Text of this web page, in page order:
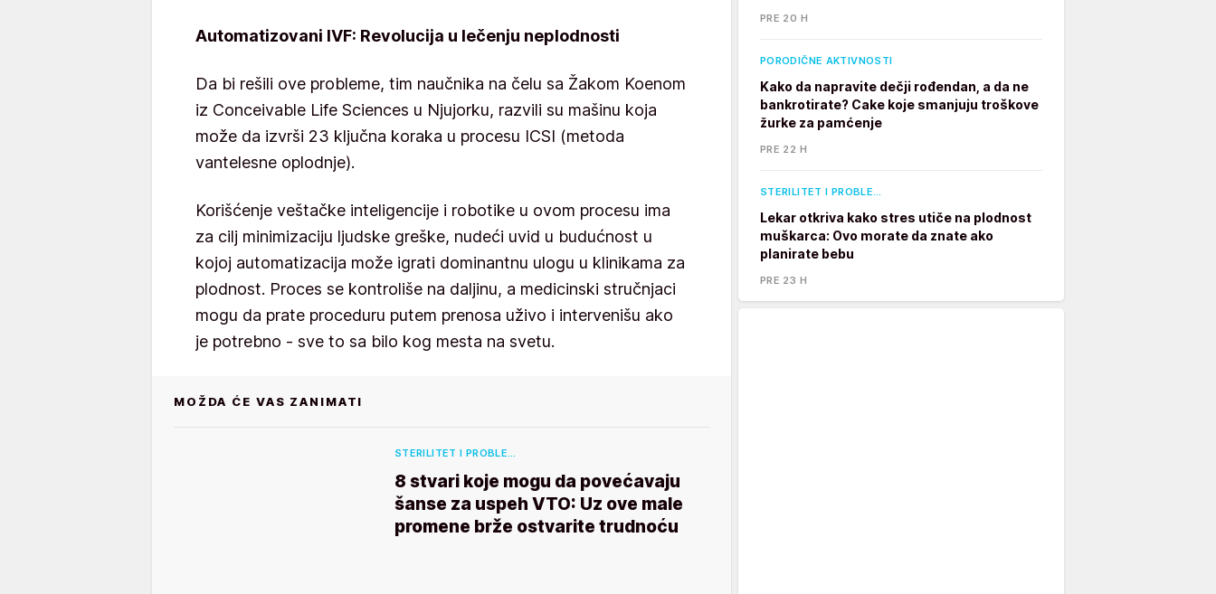
Automatizovani IVF: Revolucija u lečenju neplodnosti
Da bi rešili ove probleme, tim naučnika na čelu sa Žakom Koenom
iz Conceivable Life Sciences u Njujorku, razvili su mašinu koja
može da izvrši 23 ključna koraka u procesu ICSI (metoda
vantelesne oplodnje).
Korišćenje veštačke inteligencije i robotike u ovom procesu ima
za cilj minimizaciju ljudske greške, nudeći uvid u budućnost u
kojoj automatizacija može igrati dominantnu ulogu u klinikama za
plodnost. Proces se kontroliše na daljinu, a medicinski stručnjaci
mogu da prate proceduru putem prenosa uživo i intervenišu ako
je potrebno - sve to sa bilo kog mesta na svetu.
MOŽDA ĆE VAS ZANIMATI
STERILITET I PROBLE…
8 stvari koje mogu da povećavaju
šanse za uspeh VTO: Uz ove male
promene brže ostvarite trudnoću
PRE 20 H
PORODIČNE AKTIVNOSTI
Kako da napravite dečji rođendan, a da ne
bankrotirate? Cake koje smanjuju troškove
žurke za pamćenje
PRE 22 H
STERILITET I PROBLE…
Lekar otkriva kako stres utiče na plodnost
muškarca: Ovo morate da znate ako
planirate bebu
PRE 23 H